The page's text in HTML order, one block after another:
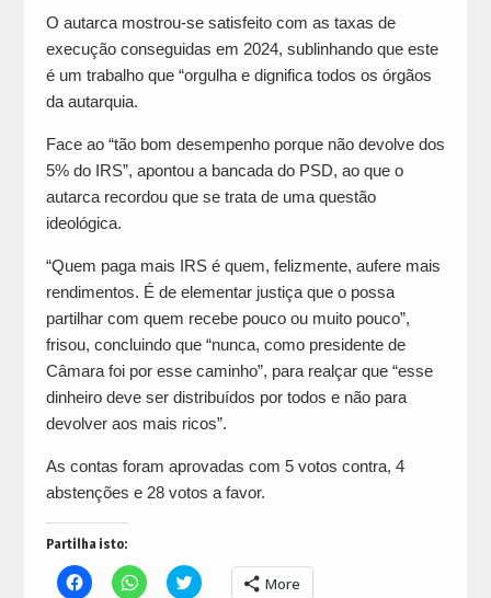
O autarca mostrou-se satisfeito com as taxas de
execução conseguidas em 2024, sublinhando que este
é um trabalho que “orgulha e dignifica todos os órgãos
da autarquia.
Face ao “tão bom desempenho porque não devolve dos
5% do IRS”, apontou a bancada do PSD, ao que o
autarca recordou que se trata de uma questão
ideológica.
“Quem paga mais IRS é quem, felizmente, aufere mais
rendimentos. É de elementar justiça que o possa
partilhar com quem recebe pouco ou muito pouco”,
frisou, concluindo que “nunca, como presidente de
Câmara foi por esse caminho”, para realçar que “esse
dinheiro deve ser distribuídos por todos e não para
devolver aos mais ricos”.
As contas foram aprovadas com 5 votos contra, 4
abstenções e 28 votos a favor.
Partilha isto:
Click
to
Click
to
Click
to More